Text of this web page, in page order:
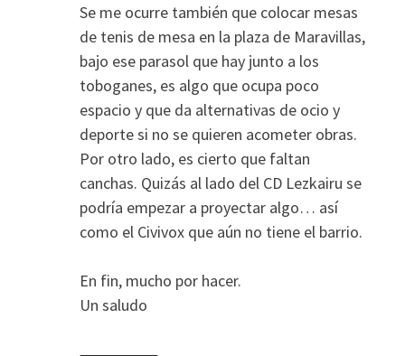
Se me ocurre también que colocar mesas
de tenis de mesa en la plaza de Maravillas,
bajo ese parasol que hay junto a los
toboganes, es algo que ocupa poco
espacio y que da alternativas de ocio y
deporte si no se quieren acometer obras.
Por otro lado, es cierto que faltan
canchas. Quizás al lado del CD Lezkairu se
podría empezar a proyectar algo… así
como el Civivox que aún no tiene el barrio.
En fin, mucho por hacer.
Un saludo